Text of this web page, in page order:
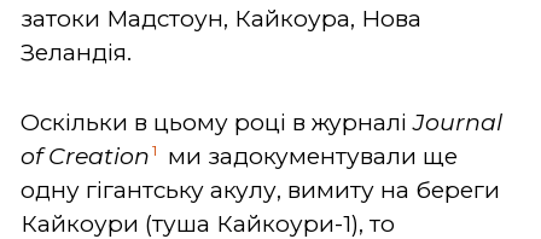
затоки Мадстоун, Кайкоура, Нова
Зеландія.
Оскільки в цьому році в журналіJournal
of Creation 1
ми задокументували ще
одну гігантську акулу, вимиту на береги
Кайкоури (туша Кайкоури-1), то